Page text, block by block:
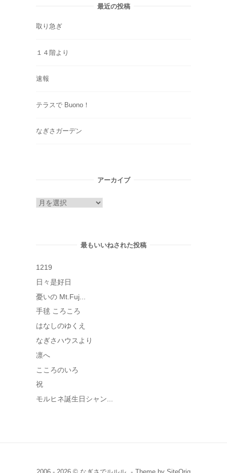
最近の投稿
取り急ぎ
１４階より
速報
テラスで Buono！
なぎさガーデン
アーカイブ
ア
最もいいねされた投稿
1219
日々是好日
憂いの Mt.Fuj...
手毬 ころころ
はなしのゆくえ
なぎさハウスより
凛へ
こころのいろ
祝
モルヒネ誕生日シャン...